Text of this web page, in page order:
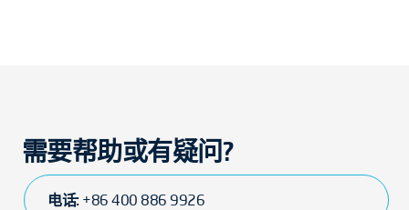
需要帮助或有疑问?
电话: +86 400 886 9926